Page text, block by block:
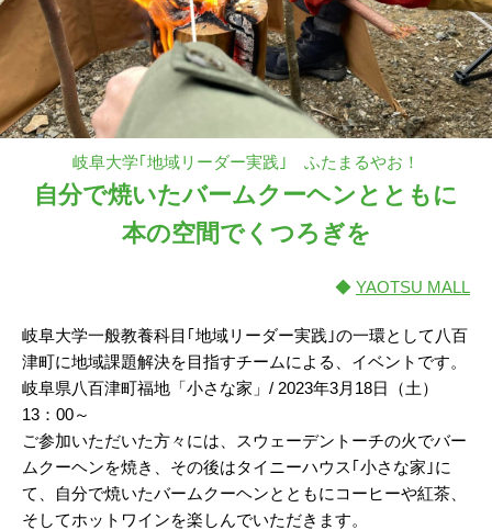
岐阜大学｢地域リーダー実践｣ ふたまるやお！
自分で焼いたバームクーヘンとともに
本の空間でくつろぎを
◆ YAOTSU MALL
岐阜大学一般教養科目｢地域リーダー実践｣の一環として八百
津町に地域課題解決を目指すチームによる、イベントです。
岐阜県八百津町福地「小さな家」/ 2023年3月18日（土）
13：00～
ご参加いただいた方々には、スウェーデントーチの火でバー
ムクーヘンを焼き、その後はタイニーハウス｢小さな家｣に
て、自分で焼いたバームクーヘンとともにコーヒーや紅茶、
そしてホットワインを楽しんでいただきます。